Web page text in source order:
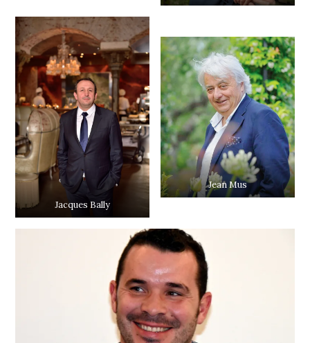
Jacques Bally
Jean Mus